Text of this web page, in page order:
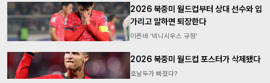
2026 북중미 월드컵부터 상대 선수와 입
가리고 말하면 퇴장한다
이른바 ‘비니시우스 규정’
2026 북중미 월드컵 포스터가 삭제됐다
호날두가 빠졌다?